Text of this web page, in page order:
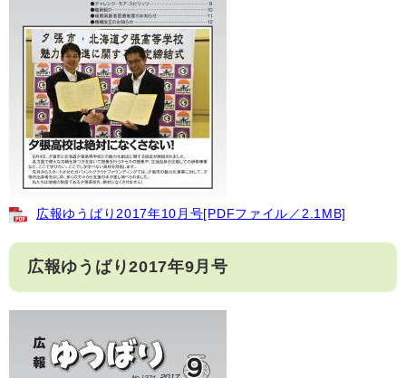
広報ゆうばり2017年10月号[PDFファイル／2.1MB]
広報ゆうばり2017年9月号